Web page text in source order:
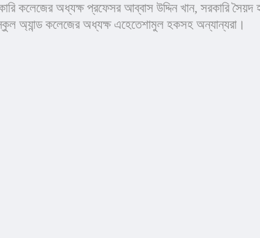
কলেজের অধ্যক্ষ প্রফেসর আব্বাস উদ্দিন খান, সরকারি
অ্যান্ড কলেজের অধ্যক্ষ এহেতেশামুল হকসহ অন্যান্যরা।